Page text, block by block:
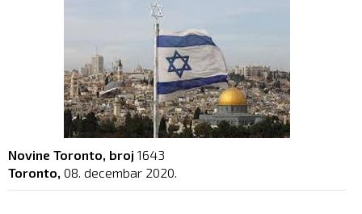
Novine Toronto, broj 1643
Toronto, 08. decembar 2020.
Pages